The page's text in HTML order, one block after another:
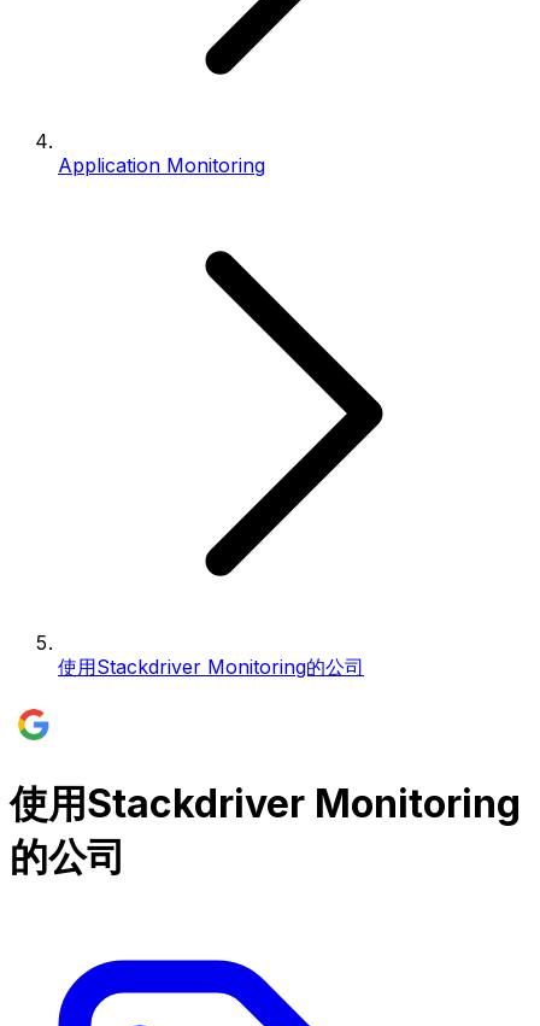
Application Monitoring
使用Stackdriver Monitoring的公司
使用Stackdriver Monitoring
的公司